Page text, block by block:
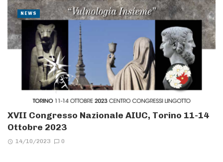
XVII Congresso Nazionale AIUC, Torino 11-14
Ottobre 2023
14/10/2023 0
NEWS